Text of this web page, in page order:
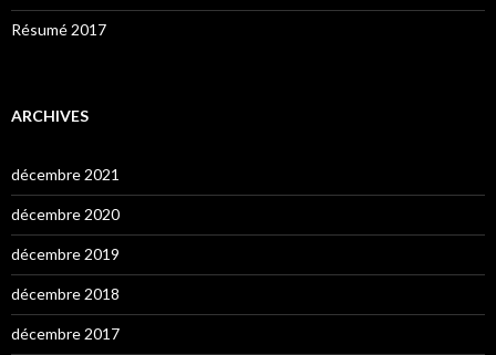
Résumé 2017
ARCHIVES
décembre 2021
décembre 2020
décembre 2019
décembre 2018
décembre 2017